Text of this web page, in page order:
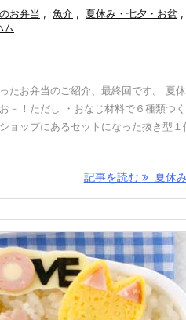
お弁当 , 魚介 , 夏休み・七夕・お盆 ,
ム
たお弁当のご紹介、最終回です。 夏
－！ただし ・おなじ材料で６種類つ
ョップにあるセットになった抜き型１
記事を読む 夏休